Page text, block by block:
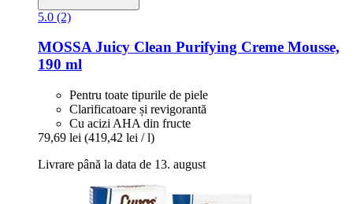
5.0 (2)
MOSSAJuicy Clean Purifying Creme Mousse,
190 ml
Pentru toate tipurile de piele
Clarificatoare și revigorantă
Cu acizi AHA din fructe
79,69 lei (419,42 lei / l)
Livrare până la data de 13. august